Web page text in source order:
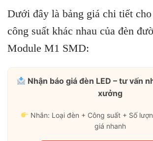
Dưới đây là bảng giá chi tiết
công suất khác nhau của đèn
Module M1 SMD:
Nhận báo giá đèn LED – tư vấn
xưởng
Nhắn: Loại đèn + Công suất + Số
giá nhanh